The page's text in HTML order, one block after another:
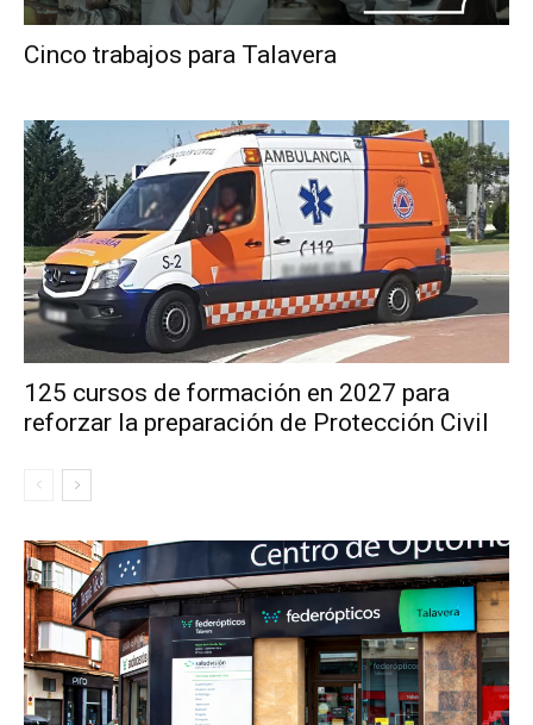
Cinco trabajos para Talavera
125 cursos de formación en 2027 para
reforzar la preparación de Protección Civil